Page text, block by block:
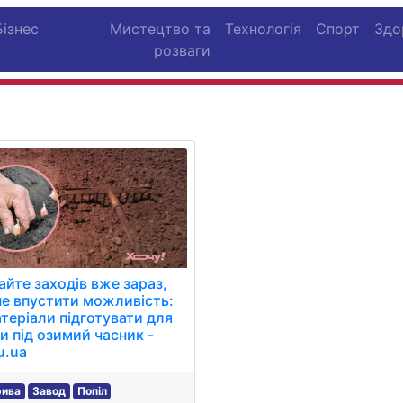
Мистецтво та
розваги
Технологія Спорт
заходів вже зараз,
впустити можливість:
підготувати для
під озимий часник -
Завод Попіл